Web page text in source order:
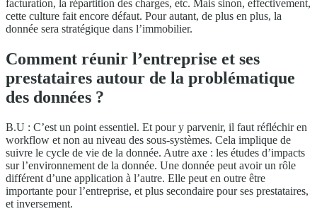
facturation, la répartition des charges, etc. Mais sinon, effectivement,
cette culture fait encore défaut. Pour autant, de plus en plus, la
donnée sera stratégique dans l’immobilier.
Comment réunir l’entreprise et ses
prestataires autour de la problématique
des données ?
B.U : C’est un point essentiel. Et pour y parvenir, il faut réfléchir en
workflow et non au niveau des sous-systèmes. Cela implique de
suivre le cycle de vie de la donnée. Autre axe : les études d’impacts
sur l’environnement de la donnée. Une donnée peut avoir un rôle
différent d’une application à l’autre. Elle peut en outre être
importante pour l’entreprise, et plus secondaire pour ses prestataires,
et inversement.